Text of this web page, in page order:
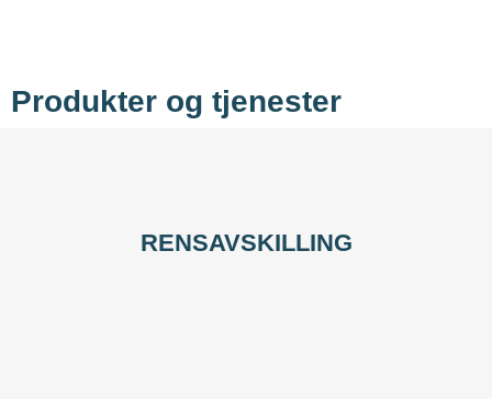
Produkter og tjenester
RENSAVSKILLING